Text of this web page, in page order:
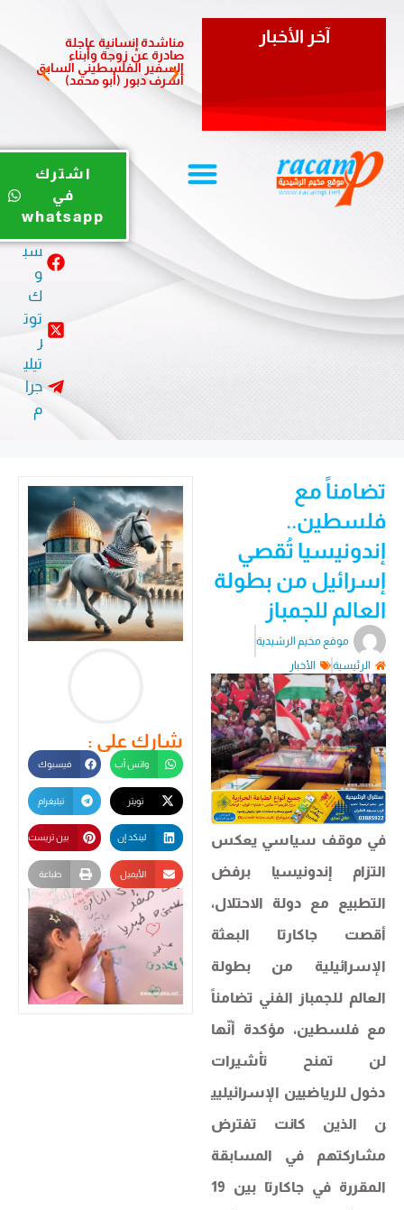
آخر الأخبار
مناشدة إنسانية عاجلة
صادرة عن زوجة وأبناء
السفير الفلسطيني السابق
أشرف دبور (أبو محمد)
لدعم
يو
ب
سب
و
توت
ر
تيلي
جرا
اشترك
في
whatsapp
تضامناً مع
فلسطين..
إندونيسيا تُقصي
إسرائيل من بطولة
العالم للجمباز
موقع مخيم الرشيدية
الرئيسية
الأخبار
في موقف سياسي يعكس
التزام إندونيسيا برفض
التطبيع مع دولة الاحتلال،
أقصت جاكارتا البعثة
الإسرائيلية من بطولة
العالم للجمباز الفني تضامناً
مع فلسطين، مؤكدة أنّها
لن تمنح تأشيرات
دخول للرياضيين الإسرائيليي
ن الذين كانت تفترض
مشاركتهم في المسابقة
المقررة في جاكارتا بين 19
شارك على :
واتس أب فيسبوك
تيليغرام
لينكد إن بين تريست
الأيميل طباعة